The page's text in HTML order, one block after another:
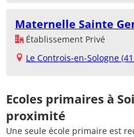
Maternelle Sainte
Établissement Privé
Le Controis-en-Sologne
Ecoles primaires à
proximité
Une seule école primaire est